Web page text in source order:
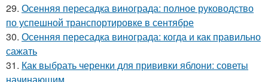
29. Осенняя пересадка винограда: полное руководство
по успешной транспортировке в сентябре
30. Осенняя пересадка винограда: когда и как правильно
сажать
31. Как выбрать черенки для прививки яблони: советы
начинающим